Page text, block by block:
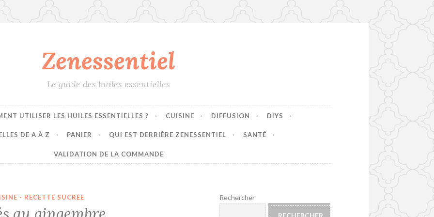
Zenessentiel
Le guide des huiles essentielles
UTILISER LES HUILES ESSENTIELLES ? CUISINE DIFFUSION DIYS
DE A À Z PANIER QUI EST DERRIÈRE ZENESSENTIEL SANTÉ
VALIDATION DE LA COMMANDE
- RECETTE SUCRÉE Rechercher